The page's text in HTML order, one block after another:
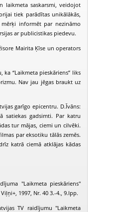
Laikmeta pieskāriens (1997-11-08)
laikmeta saskarsmi, veidojot
tiek parādītas unikālākās,
mērķi informēt par nezināmo
ar publicistikas piedevu.
Mairita Ķīse un operators
ka “Laikmeta pieskāriens” liks
Nav jau jēgas braukt uz
garīgo epicentru. D.Īvāns:
satiekas gadsimti. Par katru
tur mājas, ciemi un cilvēki.
par eksotiku tālās zemēs.
katrā ciemā atklājas kādas
"Laikmeta pieskāriens"
1997, Nr. 40 3.-4., 9.lpp.
TV raidījumu "Laikmeta